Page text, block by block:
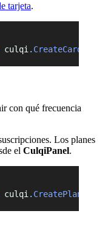
tarjeta.
culqi. CreateCard
con qué frecuencia
Los planes
el CulqiPanel.
culqi . CreatePlan